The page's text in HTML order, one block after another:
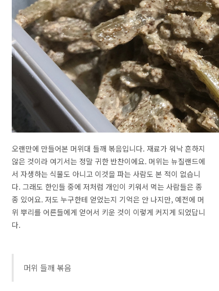
오랜만에 만들어본 머위대 들깨 볶음입니다. 재료가 워낙 흔하지
않은 것이라 여기서는 정말 귀한 반찬이에요. 머위는 뉴질랜드에
서 자생하는 식물도 아니고 이것을 파는 사람도 본 적이 없습니
다. 그래도 한인들 중에 저처럼 개인이 키워서 먹는 사람들은 종
종 있어요. 저도 누구한테 얻었는지 기억은 안 나지만, 예전에 머
위 뿌리를 어른들에게 얻어서 키운 것이 이렇게 커지게 되었답니
다.
머위 들깨 볶음